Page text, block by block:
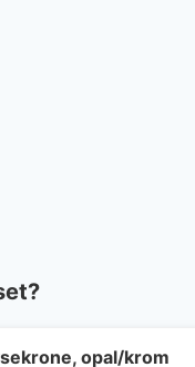
opal/krom